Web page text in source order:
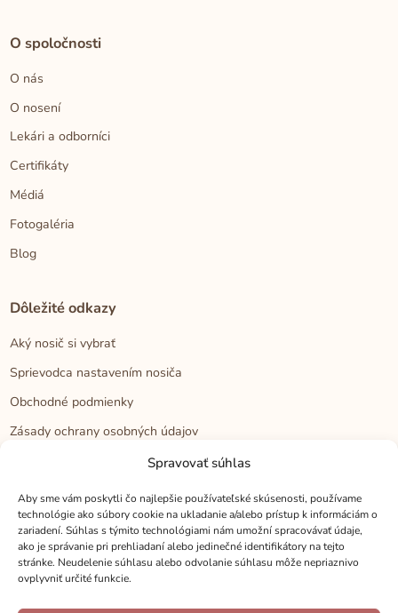
Spravovať súhlas
Aby sme vám poskytli čo najlepšie používateľské skúsenosti, používame
technológie ako súbory cookie na ukladanie a/alebo prístup k informáciám o
zariadení. Súhlas s týmito technológiami nám umožní spracovávať údaje,
ako je správanie pri prehliadaní alebo jedinečné identifikátory na tejto
stránke. Neudelenie súhlasu alebo odvolanie súhlasu môže nepriaznivo
ovplyvniť určité funkcie.
O spoločnosti
O nás
O nosení
Lekári a odborníci
Certifikáty
Médiá
Fotogaléria
Blog
Dôležité odkazy
Aký nosič si vybrať
Sprievodca nastavením nosiča
Obchodné podmienky
Zásady ochrany osobných údajov
Kontakt
Kontakt
Zákaznícka podpora